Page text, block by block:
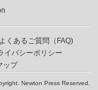
よくあるご質問（FAQ)
イバシーポリシー
ップ
Newton Press Reserved.